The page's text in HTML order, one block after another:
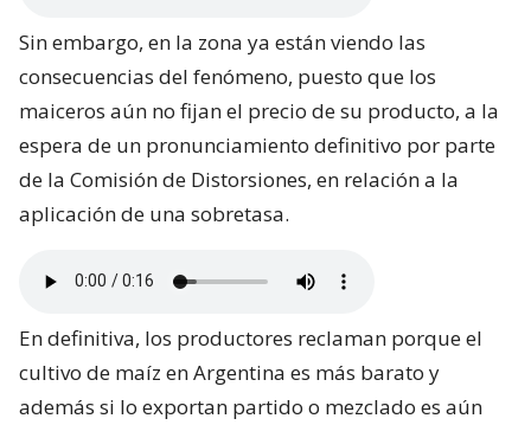
Sin embargo, en la zona ya están viendo las
consecuencias del fenómeno, puesto que los
maiceros aún no fijan el precio de su producto, a la
espera de un pronunciamiento definitivo por parte
de la Comisión de Distorsiones, en relación a la
aplicación de una sobretasa.
En definitiva, los productores reclaman porque el
cultivo de maíz en Argentina es más barato y
además si lo exportan partido o mezclado es aún